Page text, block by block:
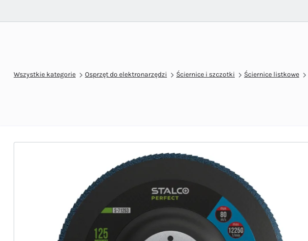
Wszystkie kategorie Osprzęt do elektronarzędzi Ściernice i szczotki Ściernice listkowe